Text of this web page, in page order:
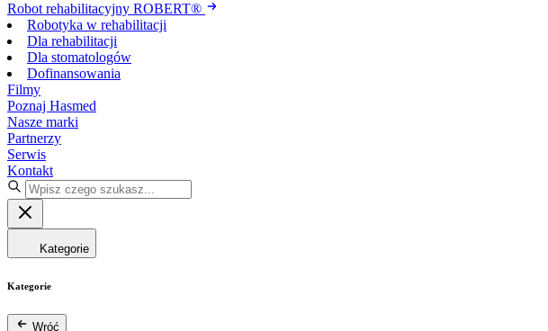
Robot rehabilitacyjny ROBERT®
Robotyka w rehabilitacji
Dla rehabilitacji
Dla stomatologów
Dofinansowania
Filmy
Poznaj Hasmed
Nasze marki
Partnerzy
Serwis
Kontakt
Kategorie
Kategorie
Wróć